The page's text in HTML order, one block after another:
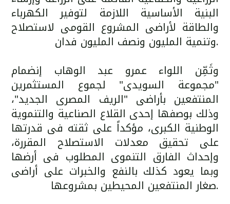
البنية الأساسية اللازمة لتوفير الكهرباء
والطاقة لأراضى المشروع القومى لاستصلاح
وتنمية المليون ونصف المليون فدان.
وثَمِّن اللواء عمرو عبد الوهاب إنضمام
"مجموعة السويدى" لجموع المستثمرين
المنتفعين بأراضى "الريف المصرى الجديد"،
وذلك بوصفها إحدى القلاع الصناعية والتنموية
الوطنية الكبرى، مؤكداً على ثقته فى قدرتها
على تحقيق معدلات الاستصلاح المقررة،
وإحداث الفارق التنموى المطلوب فى أرضها
وبما يعود كذلك بالنفع والخبرات على أراضى
صغار المنتفعين المحيطين بمشروعها.